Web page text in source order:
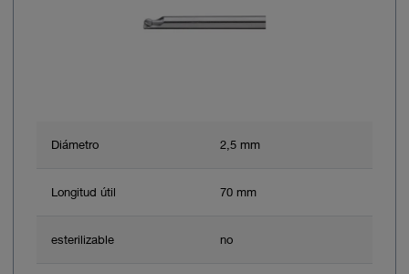
Diámetro 2,5 mm
Longitud útil 70 mm
esterilizable no